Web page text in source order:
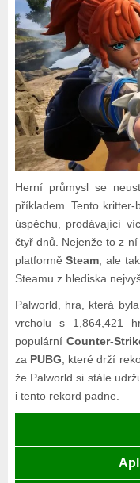
Herní průmysl se
příkladem. Tento
úspěchu, prodávající
čtyř dnů. Nejenže to z
platforměSteam, ale
Steamu z hlediska
Palworld, hra, která
vrcholu s 1,864,421
populárníCounter-
za PUBG, které drží
že Palworld si stále
i tento rekord padne.